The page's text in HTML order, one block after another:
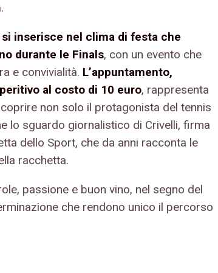
inserisce nel clima di festa che
durante le Finals, con un evento che
e convivialità. L’appuntamento,
al costo di 10 euro, rappresenta
non solo il protagonista del tennis
lo sguardo giornalistico di Crivelli, firma
dello Sport, che da anni racconta le
racchetta.
passione e buon vino, nel segno del
che rendono unico il percorso